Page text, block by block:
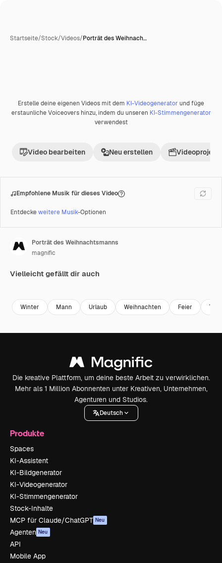
Startseite/Stock/Videos/Porträt des Weihnach…
Erstelle deine eigenen Videos mit dem KI-Videogenerator und füge
erstaunliche Voiceovers hinzu, indem du unseren KI-Stimmengenerator
verwendest
Video bearbeiten Neu erstellen Videoprojekt
Empfohlene Musik für dieses Video
Entdeckeweitere Musik-Optionen
Porträt des Weihnachtsmanns
magnific
Vielleicht gefällt dir auch
Winter Mann Urlaub Weihnachten Feier
Die kreative Plattform, um deine beste Arbeit zu verwirklichen.
Mehr als 1 Million Abonnenten unter Kreativen, Unternehmen,
Agenturen und Studios.
Deutsch
Produkte
Spaces
KI-Assistent
KI-Bildgenerator
KI-Videogenerator
KI-Stimmengenerator
Stock-Inhalte
MCP für Claude/ChatGPT Neu
Agenten Neu
API
Mobile App